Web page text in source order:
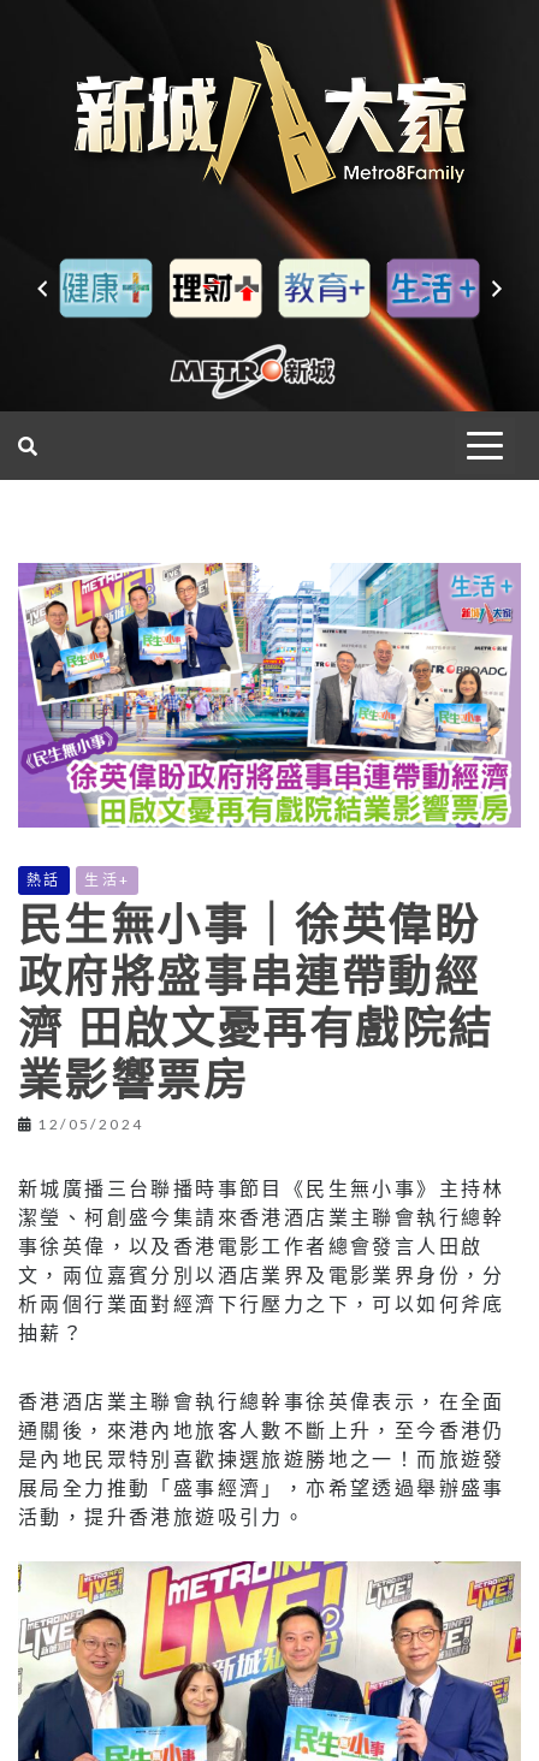
熱話 生活+
民生無小事｜徐英偉盼
政府將盛事串連帶動經
濟 田啟文憂再有戲院結
業影響票房
12/05/2024
新城廣播三台聯播時事節目《民生無小事》主持林
潔瑩、柯創盛今集請來香港酒店業主聯會執行總幹
事徐英偉，以及香港電影工作者總會發言人田啟
文，兩位嘉賓分別以酒店業界及電影業界身份，分
析兩個行業面對經濟下行壓力之下，可以如何斧底
抽薪？
香港酒店業主聯會執行總幹事徐英偉表示，在全面
通關後，來港內地旅客人數不斷上升，至今香港仍
是內地民眾特別喜歡揀選旅遊勝地之一！而旅遊發
展局全力推動「盛事經濟」，亦希望透過舉辦盛事
活動，提升香港旅遊吸引力。